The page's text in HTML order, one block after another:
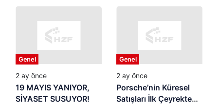
Başlıyor
REKLAMIN
OLUYOR? Yaz Tatili
Başladı: Samsun’da
Veliler Endişeli,
Denetim Nerede?
Genel
2 ay önce
19 MAYIS YANIYOR,
SİYASET SUSUYOR!
Genel
2 ay önce
Porsche’nin Küresel
Satışları İlk Çeyrekte